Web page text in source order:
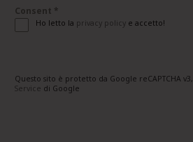
Consent *
Ho letto la privacy policy e accetto!
Questo sito è protetto da Google reCAPTCHA v3,
Service di Google